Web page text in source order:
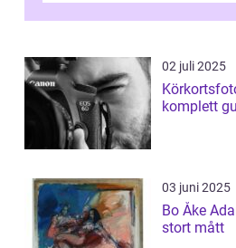
02 juli 2025
komplett
03 juni 2025
Bo Åke
stort mått